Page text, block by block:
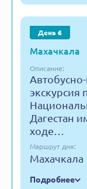
День 6
Махачкала
Описание:
экскурсия
Дагестан
ходе…
Маршрут дня:
Махачкала
Подробнее